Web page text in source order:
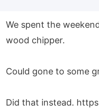
We spent the
wood chipper.
Could gone to some
Did that instead.